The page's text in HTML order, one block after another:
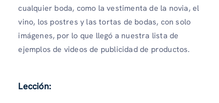
cualquier boda, como la vestimenta de la novia, el
vino, los postres y las tortas de bodas, con solo
imágenes, por lo que llegó a nuestra lista de
ejemplos de videos de publicidad de productos.
Lección: